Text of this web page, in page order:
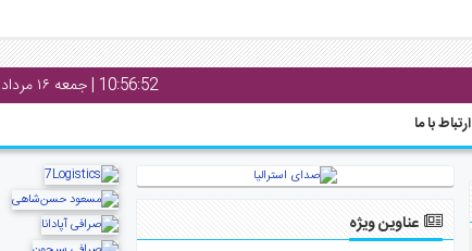
10:56:53 | جمعه ۱۶ مرداد ۱۴۰۵ | Friday 7 August 2026
ارتباط با ما
عناوین ویژه